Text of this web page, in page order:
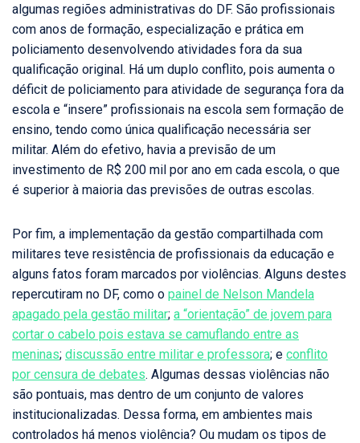
algumas regiões administrativas do DF. São profissionais
com anos de formação, especialização e prática em
policiamento desenvolvendo atividades fora da sua
qualificação original. Há um duplo conflito, pois aumenta o
déficit de policiamento para atividade de segurança fora da
escola e “insere” profissionais na escola sem formação de
ensino, tendo como única qualificação necessária ser
militar. Além do efetivo, havia a previsão de um
investimento de R$ 200 mil por ano em cada escola, o que
é superior à maioria das previsões de outras escolas.
Por fim, a implementação da gestão compartilhada com
militares teve resistência de profissionais da educação e
alguns fatos foram marcados por violências. Alguns destes
repercutiram no DF, como o painel de Nelson Mandela
apagado pela gestão militar; a “orientação” de jovem para
cortar o cabelo pois estava se camuflando entre as
meninas; discussão entre militar e professora; e conflito
por censura de debates. Algumas dessas violências não
são pontuais, mas dentro de um conjunto de valores
institucionalizadas. Dessa forma, em ambientes mais
controlados há menos violência? Ou mudam os tipos de